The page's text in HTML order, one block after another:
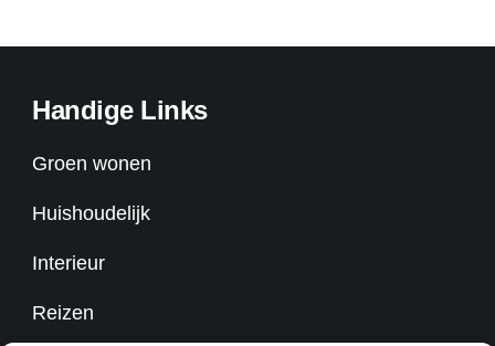
Handige Links
Groen wonen
Huishoudelijk
Interieur
Reizen